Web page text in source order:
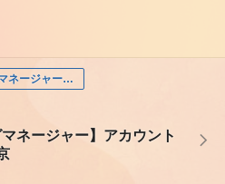
マネージャー（エンジニア）
ネージャー】アカウント